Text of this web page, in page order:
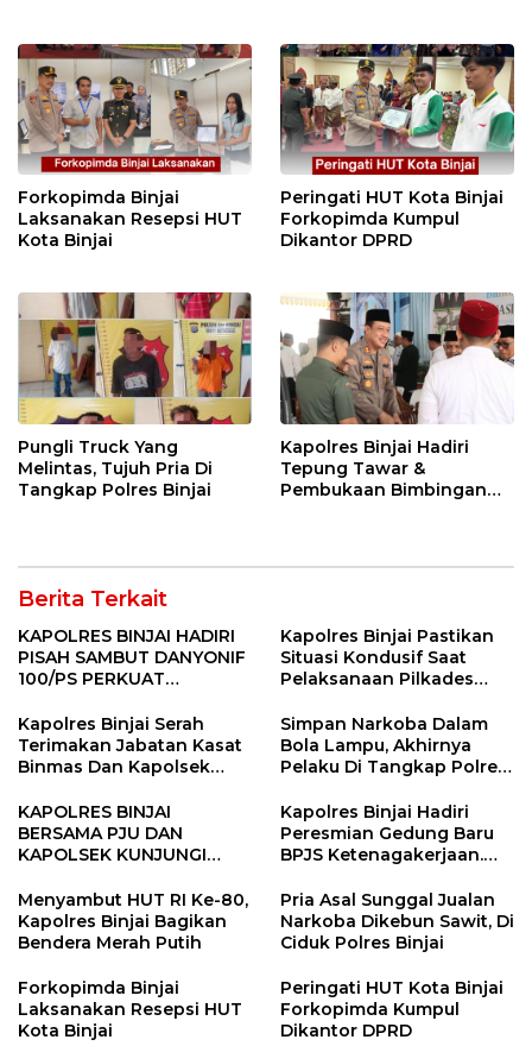
Forkopimda Binjai
Laksanakan Resepsi HUT
Kota Binjai
Peringati HUT Kota Binjai
Forkopimda Kumpul
Dikantor DPRD
Pungli Truck Yang
Melintas, Tujuh Pria Di
Tangkap Polres Binjai
Kapolres Binjai Hadiri
Tepung Tawar &
Pembukaan Bimbingan
Berita Terkait
KAPOLRES BINJAI HADIRI
PISAH SAMBUT DANYONIF
100/PS PERKUAT
Kapolres Binjai Pastikan
Situasi Kondusif Saat
Pelaksanaan Pilkades
Kapolres Binjai Serah
Terimakan Jabatan Kasat
Binmas Dan Kapolsek
Simpan Narkoba Dalam
Bola Lampu, Akhirnya
Pelaku Di Tangkap Polres
KAPOLRES BINJAI
BERSAMA PJU DAN
KAPOLSEK KUNJUNGI
BINJAI
Kapolres Binjai Hadiri
Peresmian Gedung Baru
BPJS Ketenagakerjaan.
Menyeluruh bagi Pekerja”
Menyambut HUT RI Ke-80,
Kapolres Binjai Bagikan
Bendera Merah Putih
Pria Asal Sunggal Jualan
Narkoba Dikebun Sawit, Di
Ciduk Polres Binjai
Forkopimda Binjai
Laksanakan Resepsi HUT
Kota Binjai
Peringati HUT Kota Binjai
Forkopimda Kumpul
Dikantor DPRD